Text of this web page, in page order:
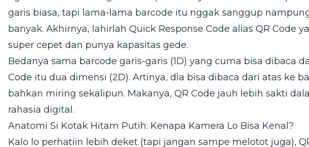
garis biasa, tapi lama-lama barcode itu nggak sanggup
banyak. Akhirnya, lahirlah Quick Response Code alias QR Code
super cepet dan punya kapasitas gede.
Bedanya sama barcode garis-garis (1D) yang cuma bisa dibaca
Code itu dua dimensi (2D). Artinya, dia bisa dibaca dari atas ke
bahkan miring sekalipun. Makanya, QR Code jauh lebih sakti
rahasia digital.
Anatomi Si Kotak Hitam Putih: Kenapa Kamera Lo Bisa Kenal?
Kalo lo perhatiin lebih deket (tapi jangan sampe melotot juga),